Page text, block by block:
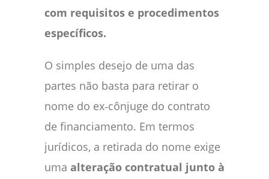
com requisitos e procedimentos
específicos.
O simples desejo de uma das
partes não basta para retirar o
nome do ex‑cônjuge do contrato
de financiamento. Em termos
jurídicos, a retirada do nome exige
uma alteração contratual junto à